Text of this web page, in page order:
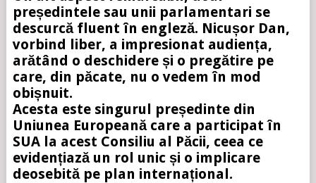
președintele sau unii parlamentari se
descurcă fluent în engleză. Nicușor Dan,
vorbind liber, a impresionat audiența,
arătând o deschidere și o pregătire pe
care, din păcate, nu o vedem în mod
obișnuit.
Acesta este singurul președinte din
Uniunea Europeană care a participat în
SUA la acest Consiliu al Păcii, ceea ce
evidențiază un rol unic și o implicare
deosebită pe plan internațional.